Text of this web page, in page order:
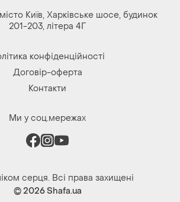
Київ, Харківське шосе, будинок
201-203, літера 4Г
конфіденційності
Договір-оферта
Контакти
Ми у соц.мережах
серця. Всі права захищені
© 2026Shafa.ua